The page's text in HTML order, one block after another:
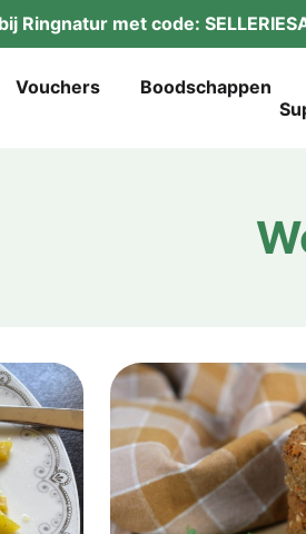
Ring­na­tur met code:
Vou­ch­ers Boodsch­ap­pen